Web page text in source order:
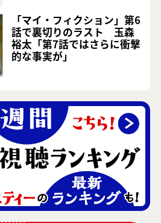
「マイ・フィクション」第6
話で裏切りのラスト 玉森
裕太「第7話ではさらに衝撃
的な事実が」